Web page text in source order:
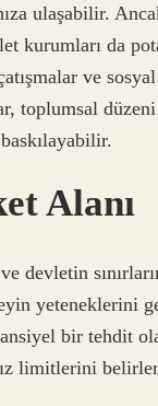
ulaşabilir.
kurumları da
ve
toplumsal
Alanı
devletin
yeteneklerini
bir tehdit
limitlerini